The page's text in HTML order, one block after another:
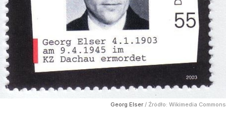
Georg Elser / Źródło: Wikimedia Commons